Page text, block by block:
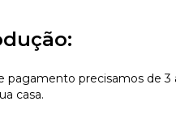
pagamento precisamos de
casa.